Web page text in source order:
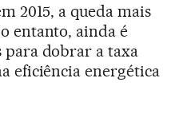
2015, a queda mais
entanto, ainda é
para dobrar a taxa
eficiência energética